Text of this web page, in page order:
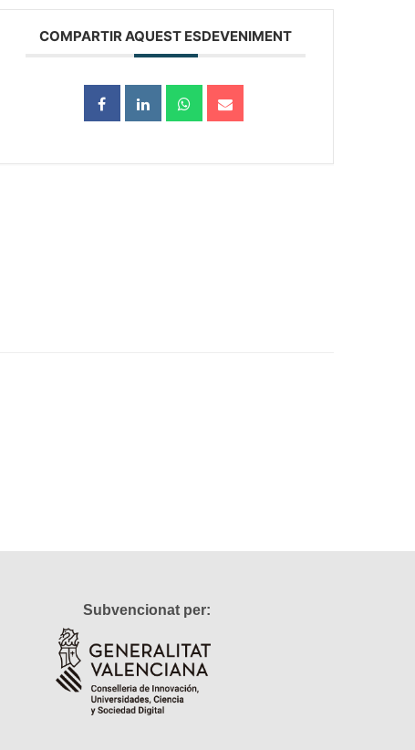
COMPARTIR AQUEST ESDEVENIMENT
Subvencionat per: